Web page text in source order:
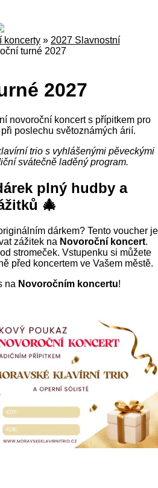
koncerty » 2027 Slavnostní
turné 2027
2027
novoroční koncert s přípitkem pro
poslechu světoznámých árií.
trio s vyhlášenými pěveckými
svátečně laděný program.
plný hudby a
🎄
dárkem? Tento voucher je
zážitek na Novoroční koncert.
stromeček. Vstupenku si můžete
před koncertem ve Vašem městě.
na Novoročním koncertu!